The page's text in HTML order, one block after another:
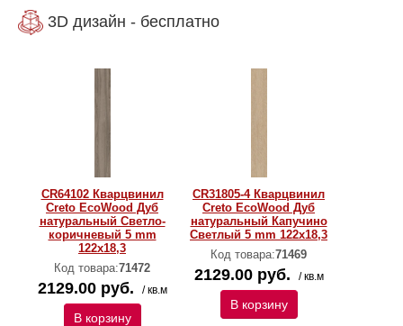
3D дизайн - бесплатно
CR64102 Кварцвинил
Creto EcoWood Дуб
натуральный Светло-
коричневый 5 mm
122х18,3
Код товара:71472
2129.00 руб. / кв.м
В корзину
CR31805-4 Кварцвинил
Creto EcoWood Дуб
натуральный Капучино
Светлый 5 mm 122х18,3
Код товара:71469
2129.00 руб. / кв.м
В корзину